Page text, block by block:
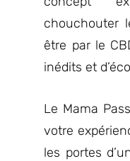
chouchouter
être par le
inédits et
Le Mama
votre
les portes